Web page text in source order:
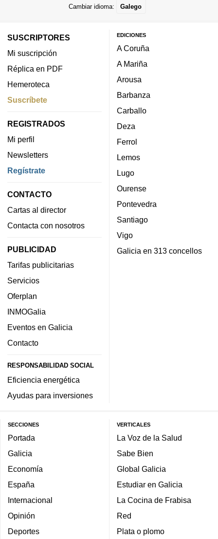
Cambiar idioma: Galego
SUSCRIPTORES
Mi suscripción
Réplica en PDF
Hemeroteca
Suscríbete
REGISTRADOS
Mi perfil
Newsletters
Regístrate
CONTACTO
Cartas al director
Contacta con nosotros
PUBLICIDAD
Tarifas publicitarias
Servicios
Oferplan
INMOGalia
Eventos en Galicia
Contacto
RESPONSABILIDAD SOCIAL
Eficiencia energética
Ayudas para inversiones
EDICIONES
A Coruña
A Mariña
Arousa
Barbanza
Carballo
Deza
Ferrol
Lemos
Lugo
Ourense
Pontevedra
Santiago
Vigo
Galicia en 313 concellos
SECCIONES
Portada
Galicia
Economía
España
Internacional
Opinión
Deportes
VERTICALES
La Voz de la Salud
Sabe Bien
Global Galicia
Estudiar en Galicia
La Cocina de Frabisa
Red
Plata o plomo